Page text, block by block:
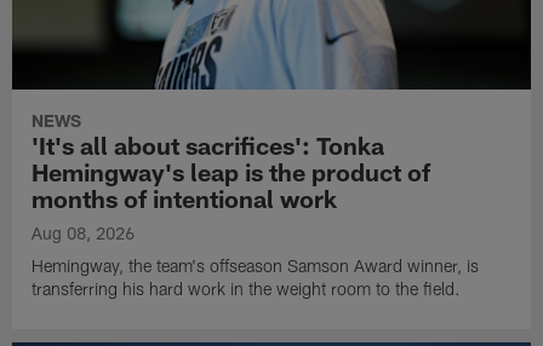
NEWS
'It's all about sacrifices': Tonka
Hemingway's leap is the product of
months of intentional work
Aug 08, 2026
Hemingway, the team's offseason Samson Award winner, is
transferring his hard work in the weight room to the field.